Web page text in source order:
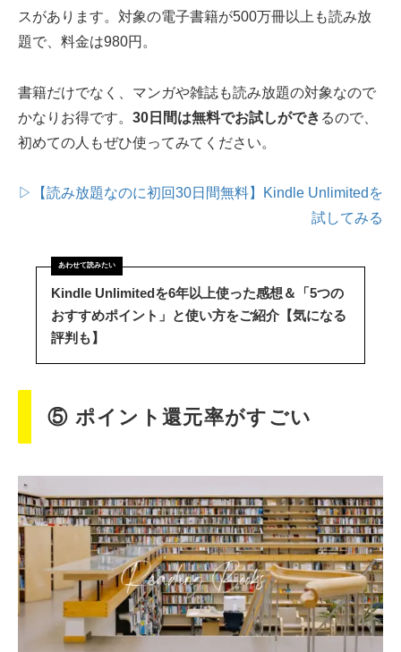
スがあります。対象の電子書籍が500万冊以上も読み放
題で、料金は980円。
書籍だけでなく、マンガや雑誌も読み放題の対象なので
かなりお得です。 30日間は無料でお試しができ るので、
初めての人もぜひ使ってみてください。
▷【読み放題なのに初回30日間無料】Kindle Unlimitedを
試してみる
Kindle Unlimitedを6年以上使った感想＆「5つの
おすすめポイント」と使い方をご紹介【気になる
評判も】
⑤ ポイント還元率がすごい